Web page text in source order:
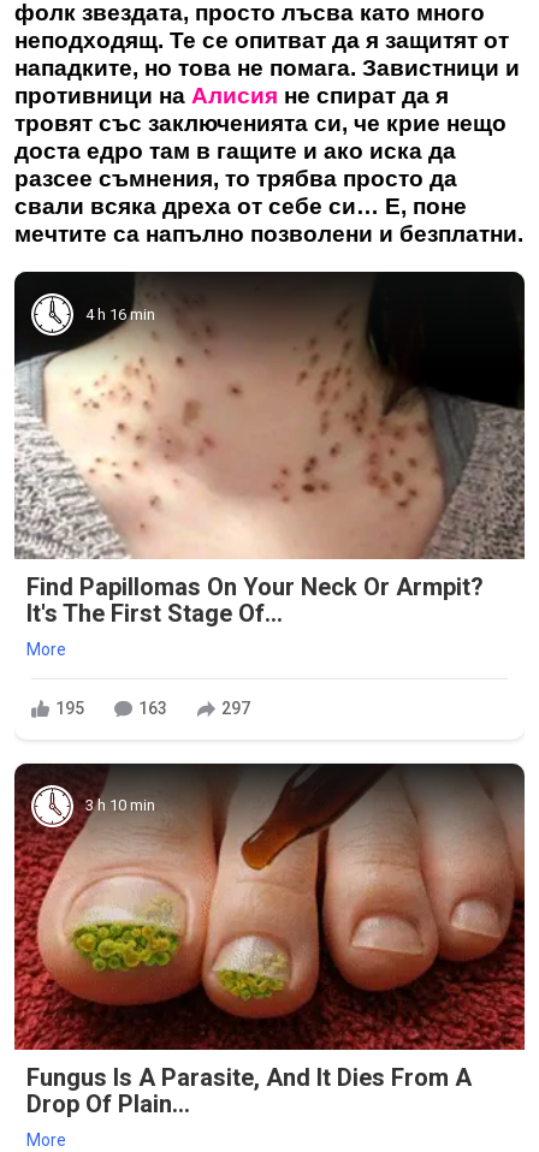
фолк звездата, просто лъсва като много
неподходящ. Те се опитват да я защитят от
нападките, но това не помага. Завистници и
противници на Алисия не спират да я
тровят със заключенията си, че крие нещо
доста едро там в гащите и ако иска да
разсее съмнения, то трябва просто да
свали всяка дреха от себе си… Е, поне
мечтите са напълно позволени и безплатни.
4 h 16 min
Find Papillomas On Your Neck Or Armpit?
It's The First Stage Of...
More
195 163 297
3 h 10 min
Fungus Is A Parasite, And It Dies From A
Drop Of Plain...
More